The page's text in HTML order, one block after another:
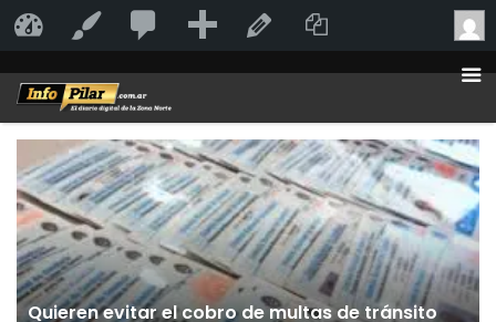
Quieren evitar el cobro de multas de tránsito
InfoPilar Personalizar
moderación
Añadir Duplicate